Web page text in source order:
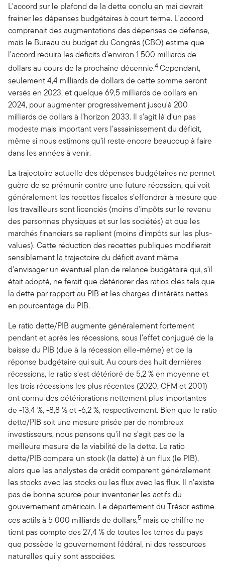
L'accord sur le plafond de la dette conclu en mai devrait
freiner les dépenses budgétaires à court terme. L'accord
comprenait des augmentations des dépenses de défense,
mais le Bureau du budget du Congrès (CBO) estime que
l'accord réduira les déficits d'environ 1 500 milliards de
dollars au cours de la prochaine décennie.4Cependant,
seulement 4,4 milliards de dollars de cette somme seront
versés en 2023, et quelque 69,5 milliards de dollars en
2024, pour augmenter progressivement jusqu'à 200
milliards de dollars à l’horizon 2033. Il s'agit là d'un pas
modeste mais important vers l'assainissement du déficit,
même si nous estimons qu’il reste encore beaucoup à faire
dans les années à venir.
La trajectoire actuelle des dépenses budgétaires ne permet
guère de se prémunir contre une future récession, qui voit
généralement les recettes fiscales s’effondrer à mesure que
les travailleurs sont licenciés (moins d'impôts sur le revenu
des personnes physiques et sur les sociétés) et que les
marchés financiers se replient (moins d'impôts sur les plus-
values). Cette réduction des recettes publiques modifierait
sensiblement la trajectoire du déficit avant même
d'envisager un éventuel plan de relance budgétaire qui, s'il
était adopté, ne ferait que détériorer des ratios clés tels que
la dette par rapport au PIB et les charges d’intérêts nettes
en pourcentage du PIB.
Le ratio dette/PIB augmente généralement fortement
pendant et après les récessions, sous l'effet conjugué de la
baisse du PIB (due à la récession elle-même) et de la
réponse budgétaire qui suit. Au cours des huit dernières
récessions, le ratio s'est détérioré de 5,2 % en moyenne et
les trois récessions les plus récentes (2020, CFM et 2001)
ont connu des détériorations nettement plus importantes
de -13,4 %, -8,8 % et -6,2 %, respectivement. Bien que le ratio
dette/PIB soit une mesure prisée par de nombreux
investisseurs, nous pensons qu'il ne s'agit pas de la
meilleure mesure de la viabilité de la dette. Le ratio
dette/PIB compare un stock (la dette) à un flux (le PIB),
alors que les analystes de crédit comparent généralement
les stocks avec les stocks ou les flux avec les flux. Il n'existe
pas de bonne source pour inventorier les actifs du
gouvernement américain. Le département du Trésor estime
ces actifs à 5 000 milliards de dollars,5 mais ce chiffre ne
tient pas compte des 27,4 % de toutes les terres du pays
que possède le gouvernement fédéral, ni des ressources
naturelles qui y sont associées.